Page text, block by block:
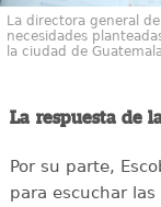
La directora general
necesidades
la ciudad de
La respuesta de
Por su parte,
para escuchar